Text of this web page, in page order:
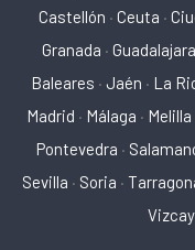
Castellón · Ceuta ·
Granada · Guadalajara
Baleares · Jaén · La
Madrid · Málaga · Melilla
Pontevedra ·
Sevilla · Soria ·